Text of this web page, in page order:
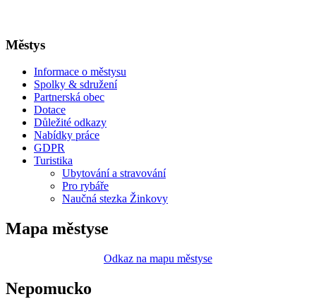
Městys
Informace o městysu
Spolky & sdružení
Partnerská obec
Dotace
Důležité odkazy
Nabídky práce
GDPR
Turistika
Ubytování a stravování
Pro rybáře
Naučná stezka Žinkovy
Mapa městyse
Odkaz na mapu městyse
Nepomucko